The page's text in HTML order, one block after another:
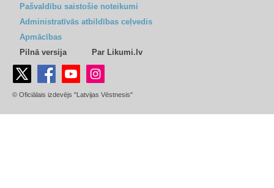
Pašvaldību saistošie noteikumi
Administratīvās atbildības ceļvedis
Apmācības
Pilnā versija
Par Likumi.lv
© Oficiālais izdevējs "Latvijas Vēstnesis"